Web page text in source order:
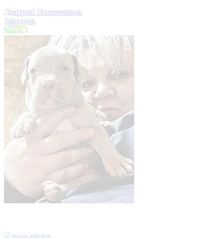
Дмитрий Поломошнов
Заводчик